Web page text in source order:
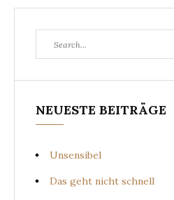
for:
NEUESTE BEITRÄGE
Unsensibel
Das geht nicht schnell